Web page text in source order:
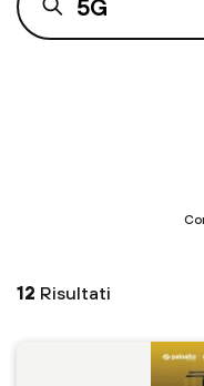
12 Risultati